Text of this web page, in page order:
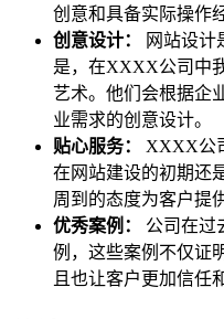
创意和具备实际操作
创意设计：
网站设计
是，在XXXX公司中
艺术。他们会根据企
业需求的创意设计。
贴心服务：
XXXX公
在网站建设的初期还
周到的态度为客户提
优秀案例：
公司在过
例，这些案例不仅证
且也让客户更加信任